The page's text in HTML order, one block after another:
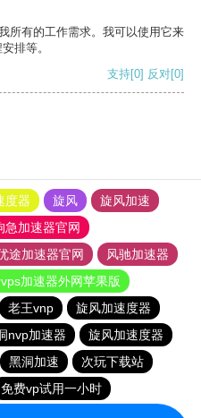
所有的工作需求。我可以使用它来
排等。
支持[0] 反对[0]
度器 旋风
旋风加速
急加速器官网
途加速器官网
风驰加速器
加速器外网苹果版
老王vnp
旋风加速度器
nvp加速器
旋风加速度器
黑洞加速
次玩下载站
免费vp试用一小时